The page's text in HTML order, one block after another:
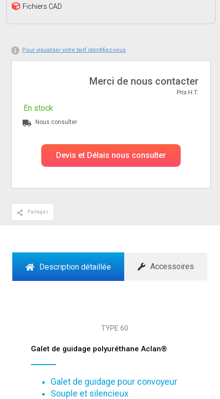
Fichiers CAD
Pour visualiser votre tarif identifiez-vous
Merci de nous contacter
Prix H.T.
En stock
Nous consulter
Devis et Délais nous consulter
Partagez
Description détaillée Accessoires
TYPE 60
Galet de guidage polyuréthane Aclan®
Galet de guidage pour convoyeur
Souple et silencieux